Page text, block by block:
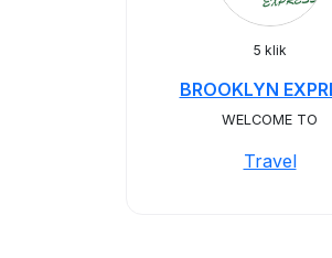
5 klik
BROOKLYN
WELCOME TO
Travel